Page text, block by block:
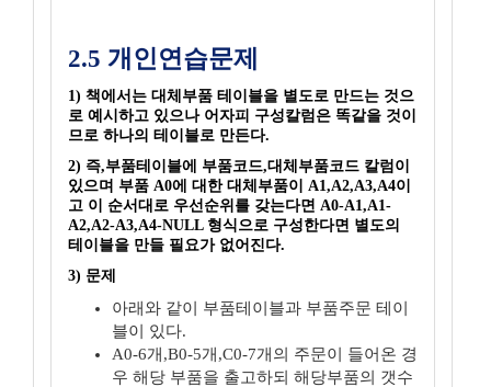
2.5 개인연습문제
1) 책에서는 대체부품 테이블을 별도로 만드는 것으
로 예시하고 있으나 어자피 구성칼럼은 똑같을 것이
므로 하나의 테이블로 만든다.
2) 즉,부품테이블에 부품코드,대체부품코드 칼럼이
있으며 부품 A0에 대한 대체부품이 A1,A2,A3,A4이
고 이 순서대로 우선순위를 갖는다면 A0-A1,A1-
A2,A2-A3,A4-NULL 형식으로 구성한다면 별도의
테이블을 만들 필요가 없어진다.
3) 문제
아래와 같이 부품테이블과 부품주문 테이
블이 있다.
A0-6개,B0-5개,C0-7개의 주문이 들어온 경
우 해당 부품을 출고하되 해당부품의 갯수